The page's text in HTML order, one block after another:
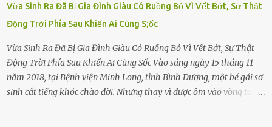
Vừa Sinh Ra Đã Bị Gia Đình Giàu Có Ruồng Bỏ Vì Vết Bớt, Sự Thật
Động Trời Phía Sau Khiến Ai Cũng S;ốc
Vừa Sinh Ra Đã Bị Gia Đình Giàu Có Ruồng Bỏ Vì Vết Bớt, Sự Thật
Động Trời Phía Sau Khiến Ai Cũng Sốc Vào sáng ngày 15 tháng 11
năm 2018, tại Bệnh viện Minh Long, tỉnh Bình Dương, một bé gái sơ
sinh cất tiếng khóc chào đời. Nhưng thay vì được ôm vào vòng tay